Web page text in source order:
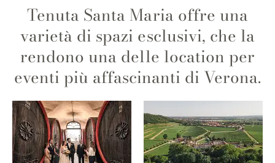
Tenuta Santa Maria offre una
varietà di spazi esclusivi, che la
rendono una delle location per
eventi più affascinanti di Verona.